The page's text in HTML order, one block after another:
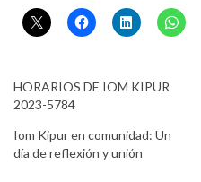
HORARIOS DE IOM KIPUR
2023-5784
Iom Kipur en comunidad: Un
día de reflexión y unión